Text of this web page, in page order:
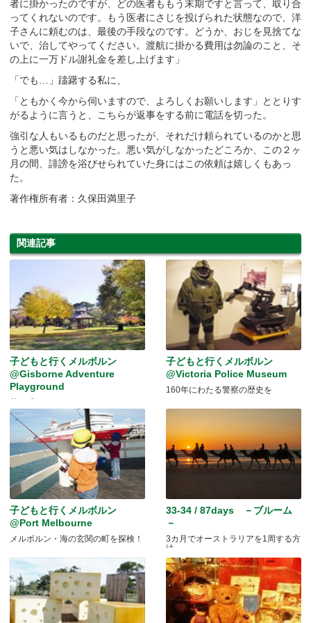
者に掛かったのですが、どの医者ももう末期ですと言って、取り合
ってくれないのです。もう医者にさじを投げられた状態なので、洋
子さんに頼むのは、最後の手段なのです。どうか、おじを見捨てな
いで、治してやってください。渡航に掛かる費用は勿論のこと、そ
の上に一万ドル謝礼金を差し上げます」
「でも…」躊躇する私に、
「ともかく今から伺いますので、よろしくお願いします」ととりす
がるように言うと、こちらが返事をする前に電話を切った。
強引な人もいるものだと思ったが、それだけ頼られているのかと思
うと悪い気はしなかった。悪い気がしなかったどころか、この２ヶ
月の間、誹謗を浴びせられていた身にはこの依頼は嬉しくもあっ
た。
著作権所有者：久保田満里子
関連記事
子どもと行くメルボルン
@Gisborne Adventure
Playground
秋を感じに♪
子どもと行くメルボルン
@Victoria Police Museum
160年にわたる警察の歴史を
子どもと行くメルボルン
@Port Melbourne
メルボルン・海の玄関の町を探検！
33-34 / 87days －ブルーム
－
3カ月でオーストラリアを1周する方
法